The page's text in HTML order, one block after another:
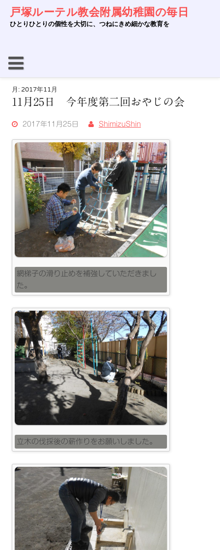
content
戸塚ルーテル教会附属幼稚園の毎日
ひとりひとりの個性を大切に、つねにきめ細かな教育を
月: 2017年11月
11月25日 今年度第二回おやじの会
2017年11月25日 ShimizuShin
網梯子の滑り止めを補強していただきまし
た。
立木の伐採後の薪作りをお願いしました。